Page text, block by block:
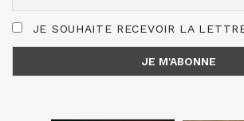
JE SOUHAITE RECEVOIR LA